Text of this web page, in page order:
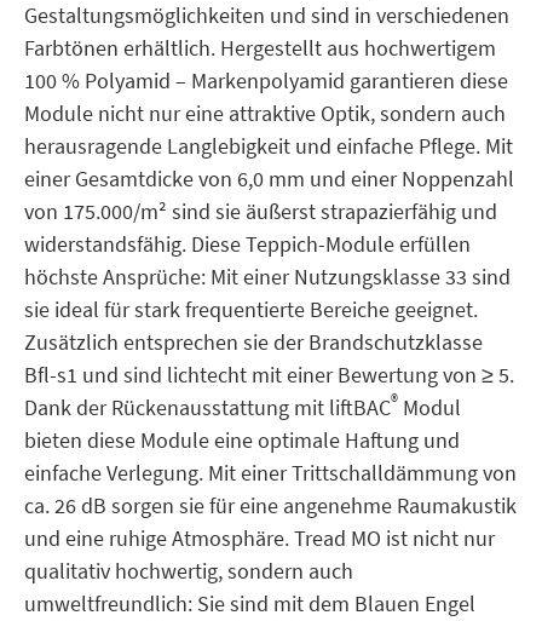
Gestaltungsmöglichkeiten und sind in verschiedenen
Farbtönen erhältlich. Hergestellt aus hochwertigem
100 % Polyamid – Markenpolyamid garantieren diese
Module nicht nur eine attraktive Optik, sondern auch
herausragende Langlebigkeit und einfache Pflege. Mit
einer Gesamtdicke von 6,0 mm und einer Noppenzahl
von 175.000/m² sind sie äußerst strapazierfähig und
widerstandsfähig. Diese Teppich-Module erfüllen
höchste Ansprüche: Mit einer Nutzungsklasse 33 sind
sie ideal für stark frequentierte Bereiche geeignet.
Zusätzlich entsprechen sie der Brandschutzklasse
Bfl-s1 und sind lichtecht mit einer Bewertung von ≥ 5.
Dank der Rückenausstattung mit liftBAC® Modul
bieten diese Module eine optimale Haftung und
einfache Verlegung. Mit einer Trittschalldämmung von
ca. 26 dB sorgen sie für eine angenehme Raumakustik
und eine ruhige Atmosphäre. Tread MO ist nicht nur
qualitativ hochwertig, sondern auch
umweltfreundlich: Sie sind mit dem Blauen Engel